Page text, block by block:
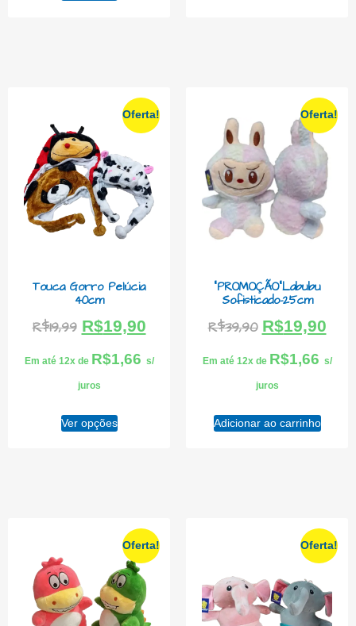
Oferta!
Touca Gorro Pelúcia
40cm
R$19,99 R$19,90
Em até 12x de R$1,66 s/
juros
Ver opções
Oferta!
“PROMOÇÃO”Labubu
Sofisticado-25cm
R$39,90 R$19,90
Em até 12x de R$1,66 s/
juros
Adicionar ao carrinho
Oferta! Oferta!